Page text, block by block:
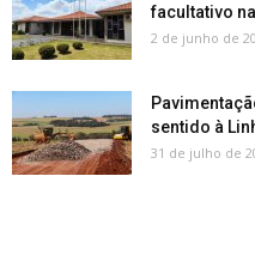
facultativo
2 de junho de
sentido à
31 de julho de